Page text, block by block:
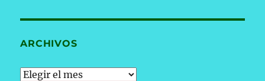
ARCHIVOS
Archivos